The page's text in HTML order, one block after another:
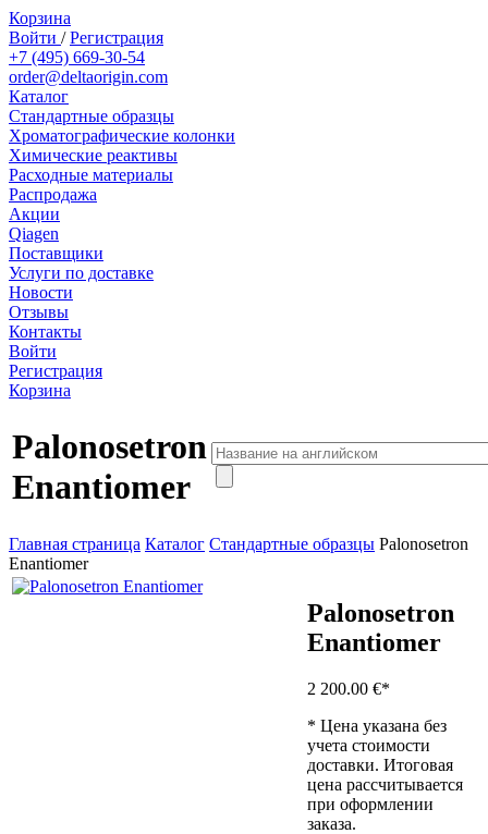
Корзина
Войти /Регистрация
+7 (495) 669-30-54
order@deltaorigin.com
Каталог
Стандартные образцы
Хроматографические колонки
Химические реактивы
Расходные материалы
Распродажа
Акции
Qiagen
Поставщики
Услуги по доставке
Новости
Отзывы
Контакты
Войти
Регистрация
Корзина
Palonosetron
Enantiomer
Главная страница Каталог Стандартные образцы Palonosetron
Enantiomer
Palonosetron
Enantiomer
2 200.00 €*
* Цена указана без
учета стоимости
доставки. Итоговая
цена рассчитывается
при оформлении
заказа.